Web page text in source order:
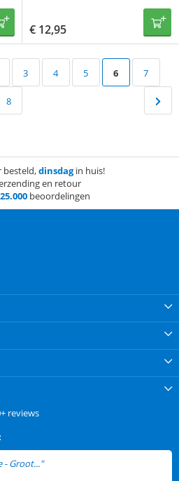
€ 12,95
3 4 5 6 7
8
besteld,dinsdagin huis!
en retour
25.000 beoordelingen
reviews
- Groot..."